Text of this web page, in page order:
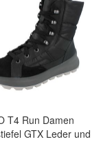
T4 Run Damen
GTX Leder und